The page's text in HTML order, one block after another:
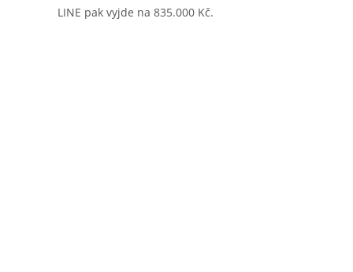
LINE pak vyjde na 835.000 Kč.